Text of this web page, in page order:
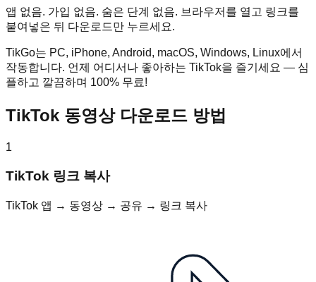
앱 없음. 가입 없음. 숨은 단계 없음. 브라우저를 열고 링크를
붙여넣은 뒤 다운로드만 누르세요.
TikGo는 PC, iPhone, Android, macOS, Windows, Linux에서
작동합니다. 언제 어디서나 좋아하는 TikTok을 즐기세요 — 심
플하고 깔끔하며 100% 무료!
TikTok 동영상 다운로드 방법
1
TikTok 링크 복사
TikTok 앱 → 동영상 → 공유 → 링크 복사